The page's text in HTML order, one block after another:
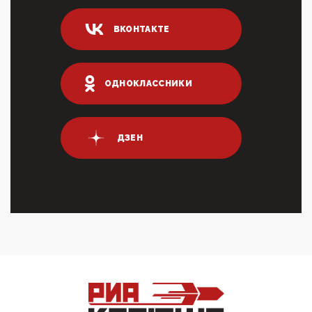
04:47, 10 Апреля 2026
ИНН для переводов по СБП это первый шаг из
логических двухЗаполнение ИНН при любых
переводах по ...
03:35, 10 Апреля 2026
Суммарное вознаграждение менеджменту в 15
крупных банках по итогам 2025 года превысило 63
03:01, 10 Апреля 2026
Террорист и убийца Буданов вальяжно сообщил,
что союзники просили Киев не наносить удары по
входМошенники активно пользуются аккаунтами на
Госуслугах уме...
ВКОНТАКТЕ
ОДНОКЛАССНИКИ
ДЗЕН